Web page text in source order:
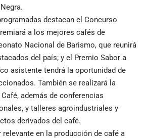
destacan el Concurso
a los mejores cafés de
Nacional de Barismo, que reunirá
del país; y el Premio Sabor a
asistente tendrá la oportunidad de
También se realizará la
además de conferencias
y talleres agroindustriales y
derivados del café.
en la producción de café a